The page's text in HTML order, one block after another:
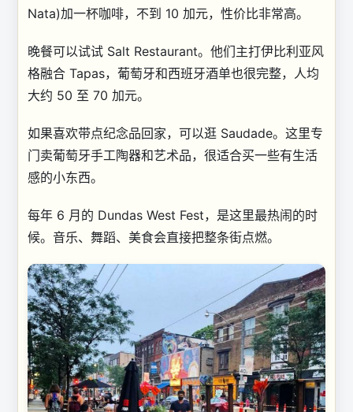
Nata)加一杯咖啡，不到 10 加元，性价比非常高。
晚餐可以试试 Salt Restaurant。他们主打伊比利亚风
格融合 Tapas，葡萄牙和西班牙酒单也很完整，人均
大约 50 至 70 加元。
如果喜欢带点纪念品回家，可以逛 Saudade。这里专
门卖葡萄牙手工陶器和艺术品，很适合买一些有生活
感的小东西。
每年 6 月的 Dundas West Fest，是这里最热闹的时
候。音乐、舞蹈、美食会直接把整条街点燃。